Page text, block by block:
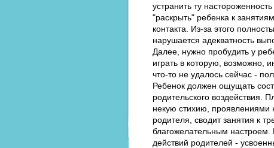
устранить ту
"раскрыть" ребенка к
контакта. Из-за этого
нарушается адекватность
Далее, нужно пробудить у
играть в которую, возможно,
что-то не удалось сейчас -
Ребенок должен ощущать
родительского воздействия.
некую стихию, проявлениями
родителя, сводит занятия к
благожелательным настроем.
действий родителей -